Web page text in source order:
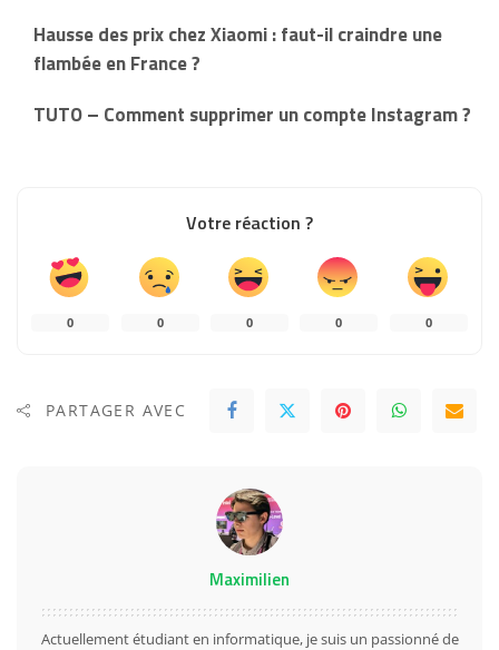
Hausse des prix chez Xiaomi : faut-il craindre une
flambée en France ?
TUTO – Comment supprimer un compte Instagram ?
Votre réaction ?
0 0 0 0 0
PARTAGER AVEC
Maximilien
Actuellement étudiant en informatique, je suis un passionné de